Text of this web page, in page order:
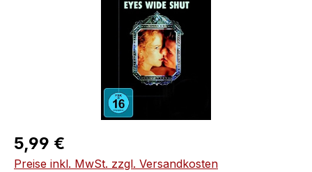
Regulärer Preis:
5,99 €
Preise inkl. MwSt. zzgl. Versandkosten